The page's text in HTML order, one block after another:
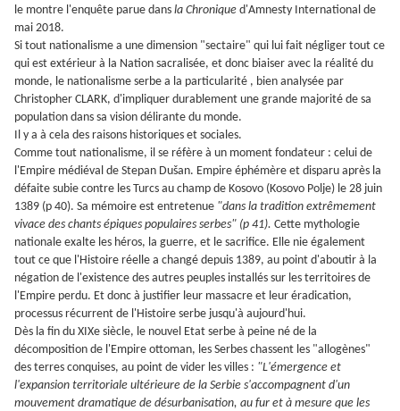
le montre l'enquête parue dans la Chronique d'Amnesty International de
mai 2018.
Si tout nationalisme a une dimension "sectaire" qui lui fait négliger tout ce
qui est extérieur à la Nation sacralisée, et donc biaiser avec la réalité du
monde, le nationalisme serbe a la particularité , bien analysée par
Christopher CLARK, d'impliquer durablement une grande majorité de sa
population dans sa vision délirante du monde.
Il y a à cela des raisons historiques et sociales.
Comme tout nationalisme, il se réfère à un moment fondateur : celui de
l'Empire médiéval de Stepan Dušan. Empire éphémère et disparu après la
défaite subie contre les Turcs au champ de Kosovo (Kosovo Polje) le 28 juin
1389 (p 40). Sa mémoire est entretenue "dans la tradition extrêmement
vivace des chants épiques populaires serbes" (p 41). Cette mythologie
nationale exalte les héros, la guerre, et le sacrifice. Elle nie également
tout ce que l'Histoire réelle a changé depuis 1389, au point d'aboutir à la
négation de l'existence des autres peuples installés sur les territoires de
l'Empire perdu. Et donc à justifier leur massacre et leur éradication,
processus récurrent de l'Histoire serbe jusqu'à aujourd'hui.
Dès la fin du XIXe siècle, le nouvel Etat serbe à peine né de la
décomposition de l'Empire ottoman, les Serbes chassent les "allogènes"
des terres conquises, au point de vider les villes : "L'émergence et
l'expansion territoriale ultérieure de la Serbie s'accompagnent d'un
mouvement dramatique de désurbanisation, au fur et à mesure que les